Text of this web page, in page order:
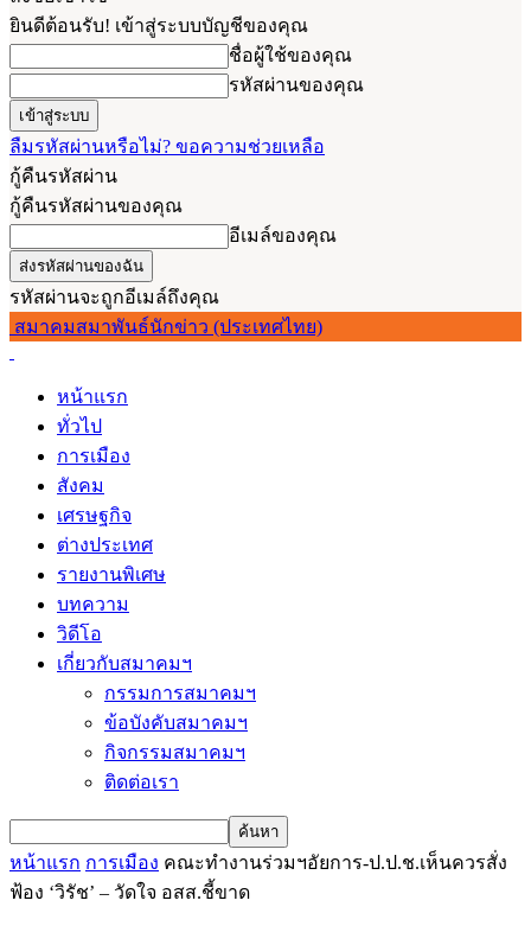
ยินดีต้อนรับ! เข้าสู่ระบบบัญชีของคุณ
ชื่อผู้ใช้ของคุณ
รหัสผ่านของคุณ
ลืมรหัสผ่านหรือไม่? ขอความช่วยเหลือ
กู้คืนรหัสผ่าน
กู้คืนรหัสผ่านของคุณ
อีเมล์ของคุณ
รหัสผ่านจะถูกอีเมล์ถึงคุณ
สมาคมสมาพันธ์นักข่าว (ประเทศไทย)
หน้าแรก
ทั่วไป
การเมือง
สังคม
เศรษฐกิจ
ต่างประเทศ
รายงานพิเศษ
บทความ
วิดีโอ
เกี่ยวกับสมาคมฯ
กรรมการสมาคมฯ
ข้อบังคับสมาคมฯ
กิจกรรมสมาคมฯ
ติดต่อเรา
หน้าแรก การเมือง คณะทำงานร่วมฯอัยการ-ป.ป.ช.เห็นควรสั่ง
ฟ้อง ‘วิรัช’ – วัดใจ อสส.ชี้ขาด